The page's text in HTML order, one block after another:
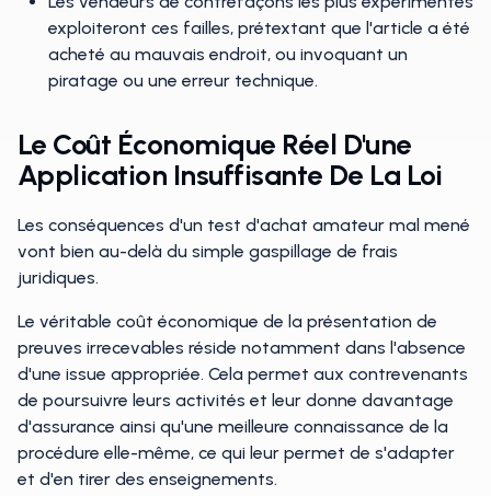
exploiteront ces failles, prétextant que l'article a été
acheté au mauvais endroit, ou invoquant un
piratage ou une erreur technique.
Le Coût Économique Réel D'une
Application Insuffisante De La Loi
Les conséquences d'un test d'achat amateur mal mené
vont bien au-delà du simple gaspillage de frais
juridiques.
Le véritable coût économique de la présentation de
preuves irrecevables réside notamment dans l'absence
d'une issue appropriée. Cela permet aux contrevenants
de poursuivre leurs activités et leur donne davantage
d'assurance ainsi qu'une meilleure connaissance de la
procédure elle-même, ce qui leur permet de s'adapter
et d'en tirer des enseignements.